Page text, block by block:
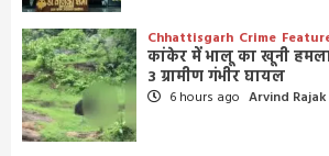
Chhattisgarh Crime
कांकेर में भालू का खूनी
3 ग्रामीण गंभीर घायल
6 hours ago Arvind Rajak